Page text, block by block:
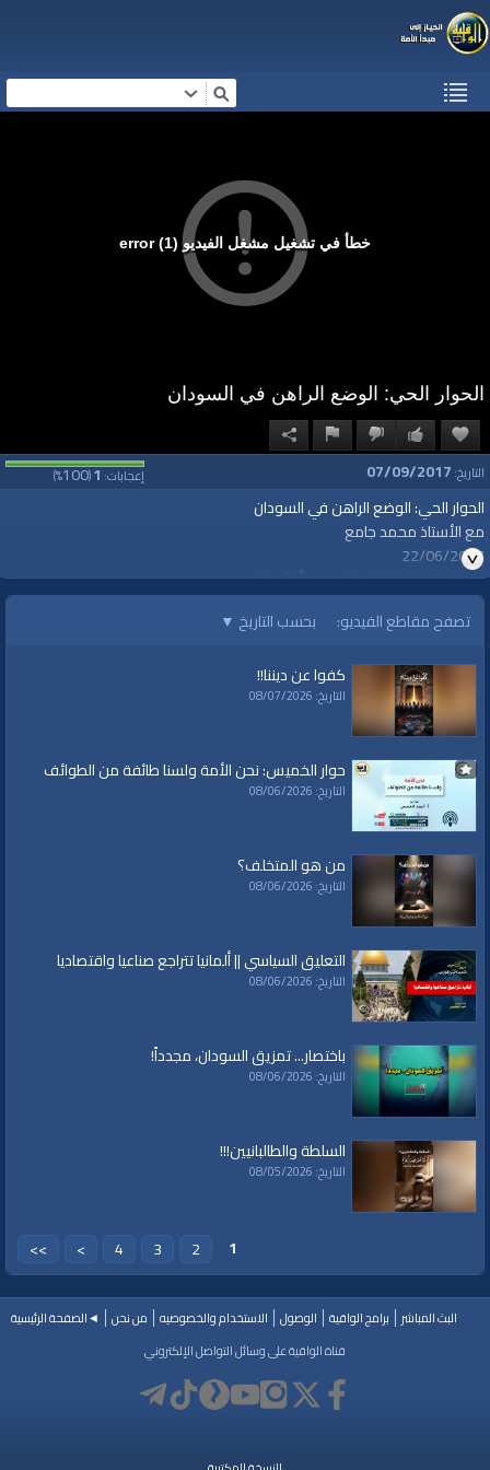
خطأ في تشغيل مشغل الفيديو (1) error
الحوار الحي: الوضع الراهن في السودان
إعجابات:1
(
100
%) التاريخ: 07/09/2017
الحوار الحي: الوضع الراهن في السودان
مع الأستاذ محمد جامع
22/06/2017
| #قناة_الواقية : انحياز إلى مبدأ الأمة |
الفئات:
العلامات:الواقية،| قناة|الواقية|السودان
تصفح مقاطع الفيديو: بحسب التاريخ ▼
كفوا عن ديننا!!
التاريخ: 08/07/2026
حوار الخميس: نحن الأمة ولسنا طائفة من الطوائف
التاريخ: 08/06/2026
من هو المتخلف؟
التاريخ: 08/06/2026
التعليق السياسي || ألمانيا تتراجع صناعيا واقتصاديا
التاريخ: 08/06/2026
باختصار... تمزيق السودان، مجدداً!
التاريخ: 08/06/2026
السلطة والطالبانيين!!!
التاريخ: 08/05/2026
1
2
3
4
>
>>
البث المباشر برامج الواقية الوصول الاستخدام والخصوصيه من نحن
◄الصفحة الرئيسية
قناة الواقية على وسائل التواصل الإلكتروني